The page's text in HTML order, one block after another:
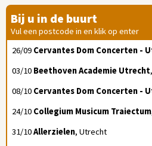
Bij u in de buurt
Vul een postcode in en klik op enter
26/09 Cervantes Dom Concerten -
03/10 Beethoven Academie Utrecht
08/10 Cervantes Dom Concerten -
24/10 Collegium Musicum Traiectum
31/10Allerzielen, Utrecht